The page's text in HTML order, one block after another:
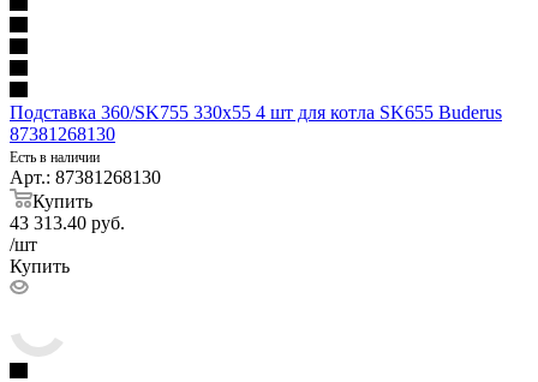
Подставка 360/SK755 330x55 4 шт для котла SK655 Buderus
87381268130
Есть в наличии
Арт.: 87381268130
Купить
43 313.40 руб.
/шт
Купить